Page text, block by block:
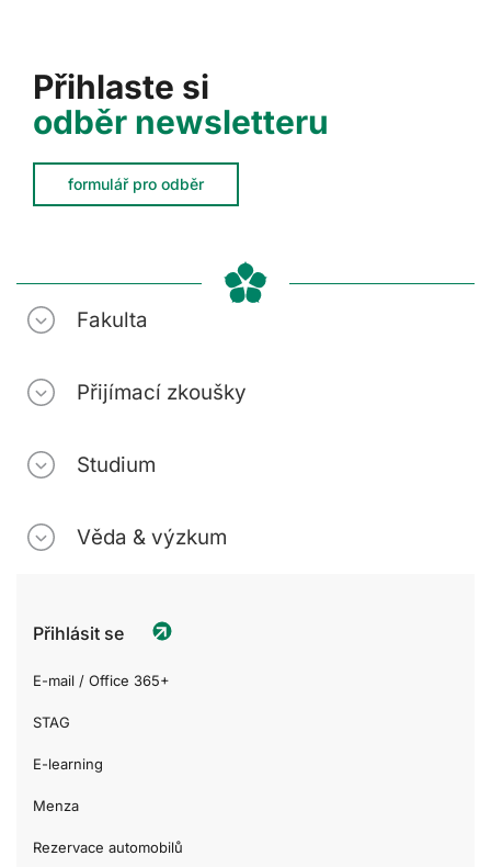
Přihlaste si
odběr newsletteru
formulář pro odběr
Fakulta
Přijímací zkoušky
Studium
Věda & výzkum
Přihlásit se
E-mail / Office 365+
STAG
E-learning
Menza
Rezervace automobilů